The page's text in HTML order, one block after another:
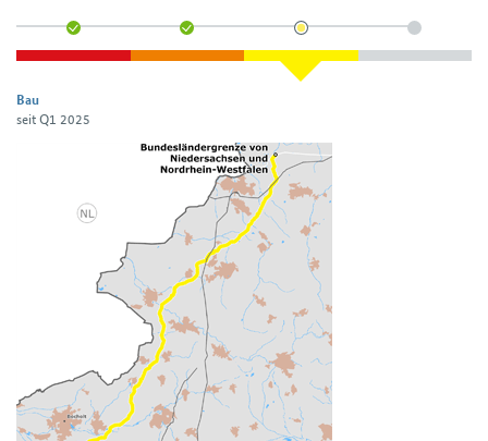
Bau
seit Q1 2025